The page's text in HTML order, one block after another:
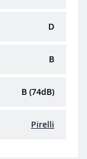
D
B
B (74dB)
Pirelli